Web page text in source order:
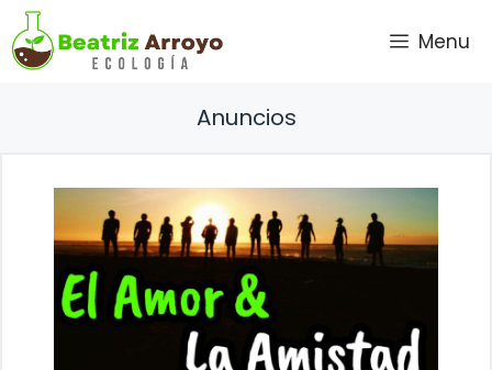
Saltar
al
contenido
Menu
Anuncios